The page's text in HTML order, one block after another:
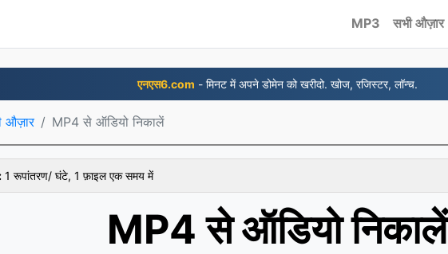
MP3 सभी औज़ार
एनएस6.com - मिनट में अपने डोमेन को खरीदो. खोज, रजिस्टर, लॉन्च.
औज़ार MP4 से ऑडियो निकालें
1 रूपांतरण/ घंटे, 1 फ़ाइल एक समय में
MP4 से ऑडियो निकालें